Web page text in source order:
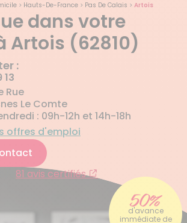
> Hauts-De-France > Pas De Calais > Artois
dans votre
Artois (62810)
:
13
Rue
Le Comte
: 09h-12h et 14h-18h
offres d'emploi
81 avis certifiés
50%
d'avance
immédiate de